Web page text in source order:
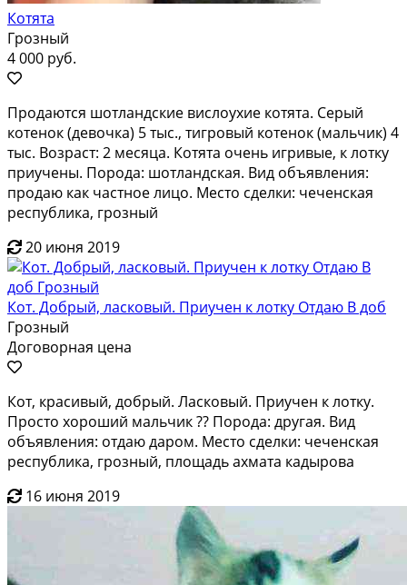
Котята
Грозный
4 000 руб.
Продаются шотландские вислоухие котята. Серый
котенок (девочка) 5 тыс., тигровый котенок (мальчик) 4
тыс. Возраст: 2 месяца. Котята очень игривые, к лотку
приучены. Порода: шотландская. Вид объявления:
продаю как частное лицо. Место сделки: чеченская
республика, грозный
20 июня 2019
Кот. Добрый, ласковый. Приучен к лотку Отдаю В доб
Грозный
Договорная цена
Кот, красивый, добрый. Ласковый. Приучен к лотку.
Просто хороший мальчик ?? Порода: другая. Вид
объявления: отдаю даром. Место сделки: чеченская
республика, грозный, площадь ахмата кадырова
16 июня 2019